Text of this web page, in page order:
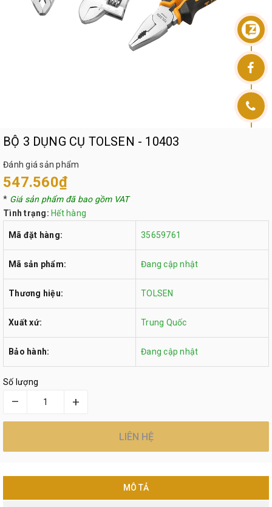
BỘ 3 DỤNG CỤ TOLSEN - 10403
Đánh giá sản phẩm
547.560₫
* Giá sản phẩm đã bao gồm VAT
Tình trạng: Hết hàng
Mã đặt hàng: 35659761
Mã sản phẩm: Đang cập nhật
Thương hiệu: TOLSEN
Xuất xứ: Trung Quốc
Bảo hành: Đang cập nhật
Số lượng
– +
LIÊN HỆ
MÔ TẢ